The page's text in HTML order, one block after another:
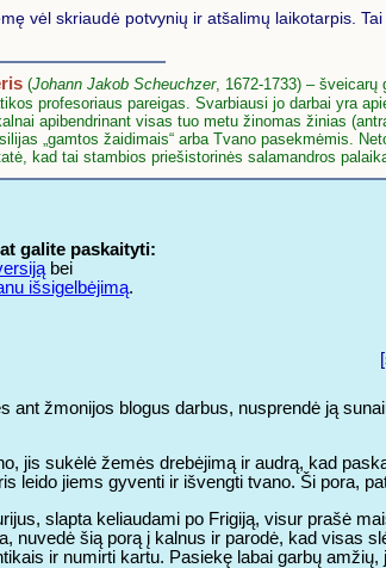
vėl skriaudė potvynių ir atšalimų laikotarpis.
(Johann Jakob Scheuchzer, 1672-1733) –
profesoriaus pareigas. Svarbiausi jo darbai yra
apibendrinant visas tuo metu žinomas žinias
„gamtos žaidimais“ arba Tvano pasekmėmis.
kad tai stambios priešistorinės salamandros
galite paskaityti:
bei
išsigelbėjimą.
ant žmonijos blogus darbus, nusprendė ją
jis sukėlė žemės drebėjimą ir audrą, kad
leido jiems gyventi ir išvengti tvano. Ši pora,
slapta keliaudami po Frigiją, visur prašė
nuvedė šią porą į kalnus ir parodė, kad visas
ir numirti kartu. Pasiekę labai garbų amžių,